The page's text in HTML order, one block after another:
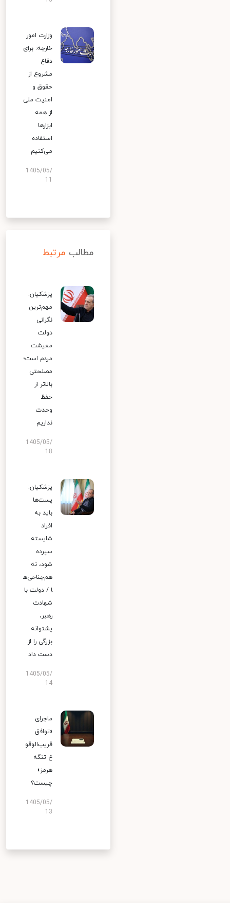
وزارت امور
خارجه: برای
دفاع
مشروع از
حقوق و
امنیت ملی
از همه
ابزارها
استفاده
می‌کنیم
1405/05/
مطالب مرتبط
پزشکیان:
مهم‌ترین
نگرانی
دولت
معیشت
مردم است؛
مصلحتی
بالاتر از
حفظ
وحدت
نداریم
1405/05/
18
پزشکیان:
پست‌ها
باید به
افراد
شایسته
سپرده
شود، نه
هم‌جناحی‌ه
ا / دولت با
شهادت
رهبر،
پشتوانه
بزرگی را از
دست داد
1405/05/
14
ماجرای
«توافق
قریب‌الوقو
ع تنگه
هرمز»
چیست؟
1405/05/
13